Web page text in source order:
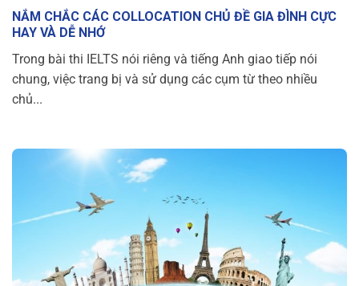
NẮM CHẮC CÁC COLLOCATION CHỦ ĐỀ GIA ĐÌNH CỰC
HAY VÀ DỄ NHỚ
Trong bài thi IELTS nói riêng và tiếng Anh giao tiếp nói
chung, việc trang bị và sử dụng các cụm từ theo nhiều
chủ...